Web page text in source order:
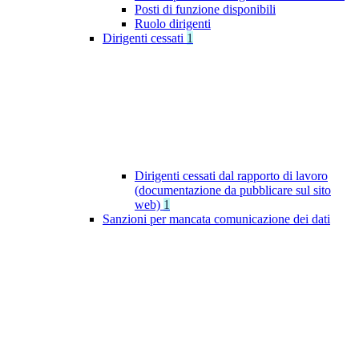
Posti di funzione disponibili
Ruolo dirigenti
Dirigenti cessati 1
Dirigenti cessati dal rapporto di lavoro
(documentazione da pubblicare sul sito
web) 1
Sanzioni per mancata comunicazione dei dati